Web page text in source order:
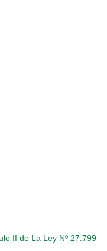
II de La Ley Nº 27.799